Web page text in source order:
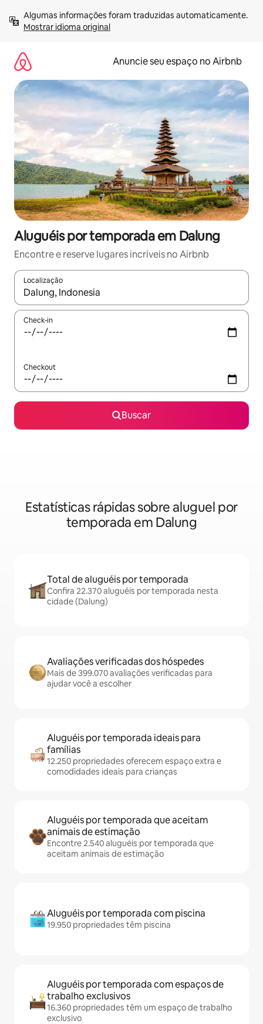
para
Mostrar idioma original
Anuncie seu espaço no Airbnb
Aluguéis por temporada em Dalung
Encontre e reserve lugares incríveis no Airbnb
Localização
Quando os resultados estiverem disponíveis, explore-os
Check-in
Checkout
Buscar
Estatísticas rápidas sobre aluguel por
temporada em Dalung
Total de aluguéis por temporada
Confira 22.370 aluguéis por temporada nesta
cidade (Dalung)
Avaliações verificadas dos hóspedes
Mais de 399.070 avaliações verificadas para
ajudar você a escolher
Aluguéis por temporada ideais para
famílias
12.250 propriedades oferecem espaço extra e
comodidades ideais para crianças
Aluguéis por temporada que aceitam
animais de estimação
Encontre 2.540 aluguéis por temporada que
aceitam animais de estimação
Aluguéis por temporada com piscina
19.950 propriedades têm piscina
Aluguéis por temporada com espaços de
trabalho exclusivos
16.360 propriedades têm um espaço de trabalho
exclusivo